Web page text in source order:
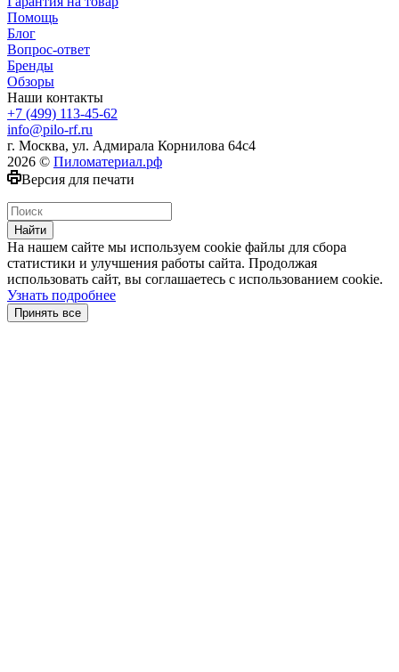
Помощь
Блог
Вопрос-ответ
Бренды
Обзоры
Наши контакты
+7 (499) 113-45-62
info@pilo-rf.ru
г. Москва, ул. Адмирала Корнилова 64с4
2026 © Пиломатериал.рф
Версия для печати
Найти
На нашем сайте мы используем cookie файлы для сбора
статистики и улучшения работы сайта. Продолжая
использовать сайт, вы соглашаетесь с использованием cookie.
Узнать подробнее
Принять все